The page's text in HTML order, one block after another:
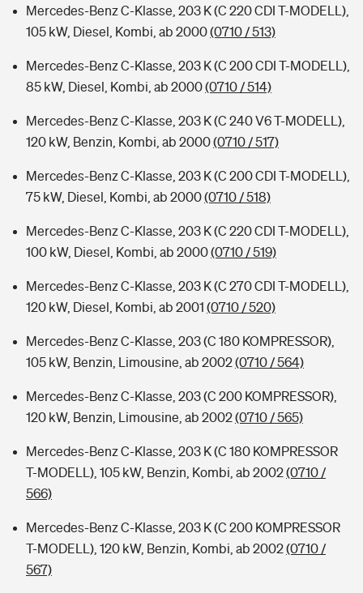
Mercedes-Benz C-Klasse, 203 K (C 220 CDI T-MODELL),
105 kW, Diesel, Kombi, ab 2000(0710 / 513)
Mercedes-Benz C-Klasse, 203 K (C 200 CDI T-MODELL),
85 kW, Diesel, Kombi, ab 2000(0710 / 514)
Mercedes-Benz C-Klasse, 203 K (C 240 V6 T-MODELL),
120 kW, Benzin, Kombi, ab 2000(0710 / 517)
Mercedes-Benz C-Klasse, 203 K (C 200 CDI T-MODELL),
75 kW, Diesel, Kombi, ab 2000(0710 / 518)
Mercedes-Benz C-Klasse, 203 K (C 220 CDI T-MODELL),
100 kW, Diesel, Kombi, ab 2000(0710 / 519)
Mercedes-Benz C-Klasse, 203 K (C 270 CDI T-MODELL),
120 kW, Diesel, Kombi, ab 2001 (0710 / 520)
Mercedes-Benz C-Klasse, 203 (C 180 KOMPRESSOR),
105 kW, Benzin, Limousine, ab 2002(0710 / 564)
Mercedes-Benz C-Klasse, 203 (C 200 KOMPRESSOR),
120 kW, Benzin, Limousine, ab 2002(0710 / 565)
Mercedes-Benz C-Klasse, 203 K (C 180 KOMPRESSOR
T-MODELL), 105 kW, Benzin, Kombi, ab 2002(0710 /
566)
Mercedes-Benz C-Klasse, 203 K (C 200 KOMPRESSOR
T-MODELL), 120 kW, Benzin, Kombi, ab 2002(0710 /
567)